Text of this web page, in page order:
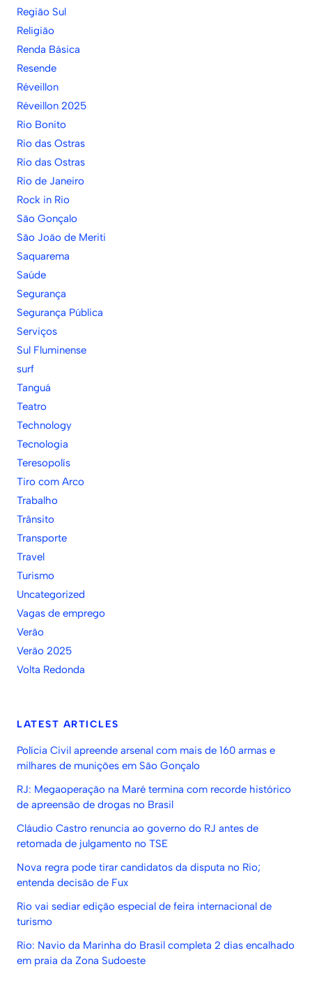
Região Sul
Religião
Renda Básica
Resende
Réveillon
Réveillon 2025
Rio Bonito
Rio das Ostras
Rio das Ostras
Rio de Janeiro
Rock in Rio
São Gonçalo
São João de Meriti
Saquarema
Saúde
Segurança
Segurança Pública
Serviços
Sul Fluminense
surf
Tanguá
Teatro
Technology
Tecnologia
Teresopolís
Tiro com Arco
Trabalho
Trânsito
Transporte
Travel
Turismo
Uncategorized
Vagas de emprego
Verão
Verão 2025
Volta Redonda
LATEST ARTICLES
Polícia Civil apreende arsenal com mais de 160 armas e
milhares de munições em São Gonçalo
RJ: Megaoperação na Maré termina com recorde histórico
de apreensão de drogas no Brasil
Cláudio Castro renuncia ao governo do RJ antes de
retomada de julgamento no TSE
Nova regra pode tirar candidatos da disputa no Rio;
entenda decisão de Fux
Rio vai sediar edição especial de feira internacional de
turismo
Rio: Navio da Marinha do Brasil completa 2 dias encalhado
em praia da Zona Sudoeste